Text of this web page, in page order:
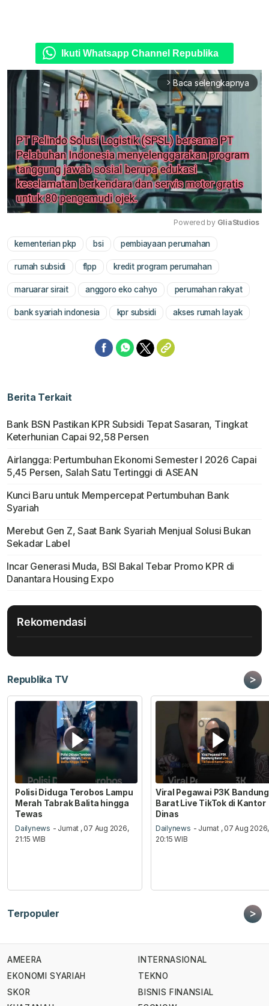
Ikuti Whatsapp Channel Republika
arrow_forward_ios Baca selengkapnya
Powered by GliaStudios
kementerian pkp bsi pembiayaan perumahan
rumah subsidi flpp kredit program perumahan
maruarar sirait anggoro eko cahyo perumahan rakyat
bank syariah indonesia kpr subsidi akses rumah layak
Berita Terkait
Bank BSN Pastikan KPR Subsidi Tepat Sasaran, Tingkat
Keterhunian Capai 92,58 Persen
Airlangga: Pertumbuhan Ekonomi Semester I 2026 Capai
5,45 Persen, Salah Satu Tertinggi di ASEAN
Kunci Baru untuk Mempercepat Pertumbuhan Bank
Syariah
Merebut Gen Z, Saat Bank Syariah Menjual Solusi Bukan
Sekadar Label
Incar Generasi Muda, BSI Bakal Tebar Promo KPR di
Danantara Housing Expo
Rekomendasi
Republika TV >
Polisi Diduga Terobos Lampu
Merah Tabrak Balita hingga
Tewas
Dailynews - Jumat , 07 Aug 2026,
21:15 WIB
Viral Pegawai P3K Bandung
Barat Live TikTok di Kantor
Dinas
Dailynews - Jumat , 07 Aug 2026,
20:15 WIB
Terpopuler >
AMEERA
EKONOMI SYARIAH
SKOR
INTERNASIONAL
TEKNO
BISNIS FINANSIAL